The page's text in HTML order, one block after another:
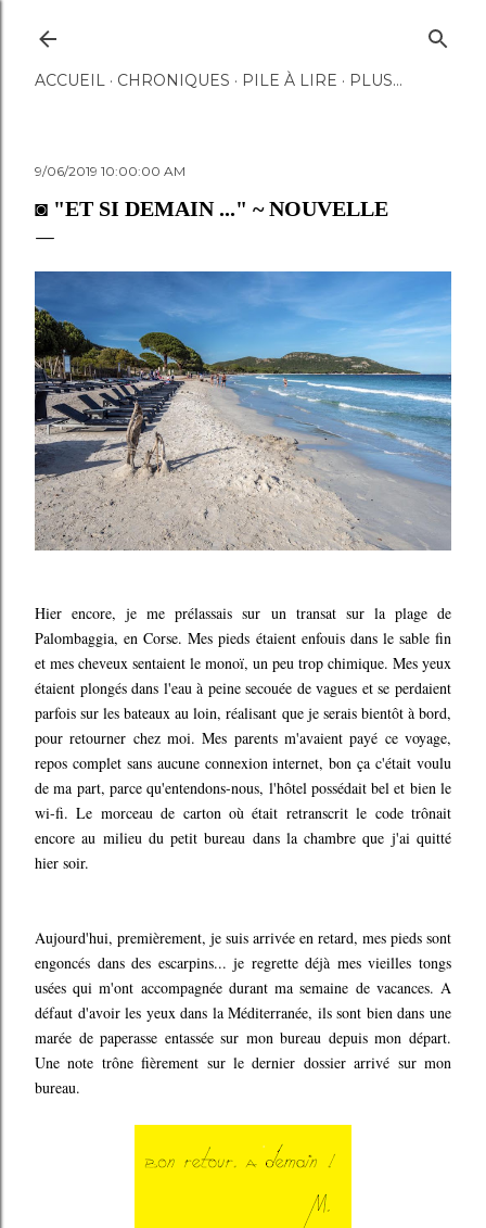
ACCUEIL CHRONIQUES PILE À LIRE PLUS…
9/06/2019 10:00:00 AM
◙ "ET SI DEMAIN ..." ~ NOUVELLE
Hier encore, je me prélassais sur un transat sur la plage de
Palombaggia, en Corse. Mes pieds étaient enfouis dans le sable fin
et mes cheveux sentaient le monoï, un peu trop chimique. Mes yeux
étaient plongés dans l'eau à peine secouée de vagues et se perdaient
parfois sur les bateaux au loin, réalisant que je serais bientôt à bord,
pour retourner chez moi. Mes parents m'avaient payé ce voyage,
repos complet sans aucune connexion internet, bon ça c'était voulu
de ma part, parce qu'entendons-nous, l'hôtel possédait bel et bien le
wi-fi. Le morceau de carton où était retranscrit le code trônait
encore au milieu du petit bureau dans la chambre que j'ai quitté
hier soir.
Aujourd'hui, premièrement, je suis arrivée en retard, mes pieds sont
engoncés dans des escarpins... je regrette déjà mes vieilles tongs
usées qui m'ont accompagnée durant ma semaine de vacances. A
défaut d'avoir les yeux dans la Méditerranée, ils sont bien dans une
marée de paperasse entassée sur mon bureau depuis mon départ.
Une note trône fièrement sur le dernier dossier arrivé sur mon
bureau.